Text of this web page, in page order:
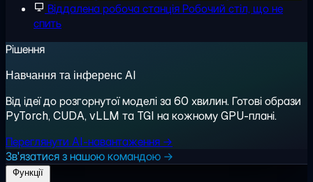
Віддалена робоча станціяРобочий стіл, що не
спить
Рішення
Навчання та інференс AI
Від ідеї до розгорнутої моделі за 60 хвилин. Готові образи
PyTorch, CUDA, vLLM та TGI на кожному GPU-плані.
Переглянути AI-навантаження →
Зв'язатися з нашою командою →